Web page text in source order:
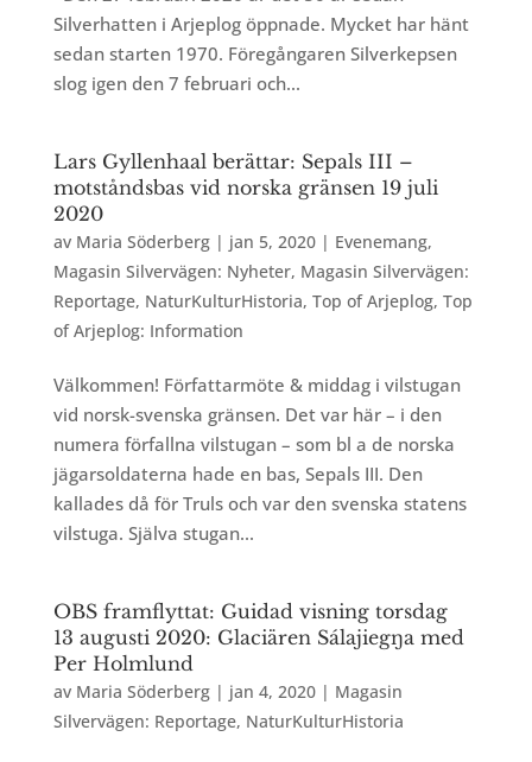
Silverhatten i Arjeplog öppnade. Mycket har hänt
sedan starten 1970. Föregångaren Silverkepsen
slog igen den 7 februari och...
Lars Gyllenhaal berättar: Sepals III –
motståndsbas vid norska gränsen 19 juli
2020
av Maria Söderberg| jan 5, 2020| Evenemang,
Magasin Silvervägen: Nyheter, Magasin Silvervägen:
Reportage, NaturKulturHistoria, Top of Arjeplog, Top
of Arjeplog: Information
Välkommen! Författarmöte & middag i vilstugan
vid norsk-svenska gränsen. Det var här – i den
numera förfallna vilstugan – som bl a de norska
jägarsoldaterna hade en bas, Sepals III. Den
kallades då för Truls och var den svenska statens
vilstuga. Själva stugan...
OBS framflyttat: Guidad visning torsdag
13 augusti 2020: Glaciären Sálajiegŋa med
Per Holmlund
av Maria Söderberg| jan 4, 2020| Magasin
Silvervägen: Reportage, NaturKulturHistoria